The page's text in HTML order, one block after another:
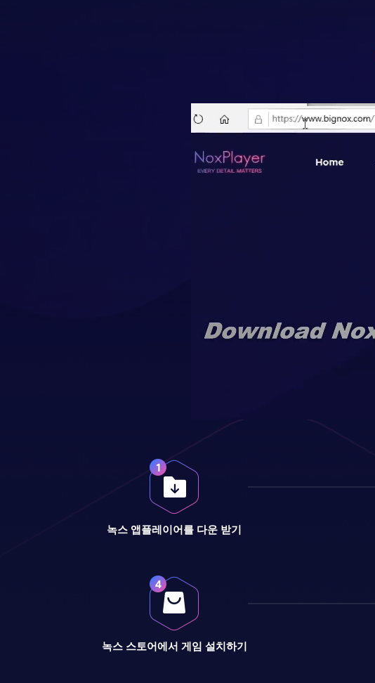
녹스 앱플레이어를 다운 받기
녹스 스토어에서 게임 설치하기